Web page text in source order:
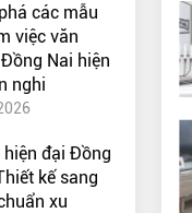
các mẫu
việc văn
Nai hiện
nghi
hiện đại Đồng
kế sang
xu